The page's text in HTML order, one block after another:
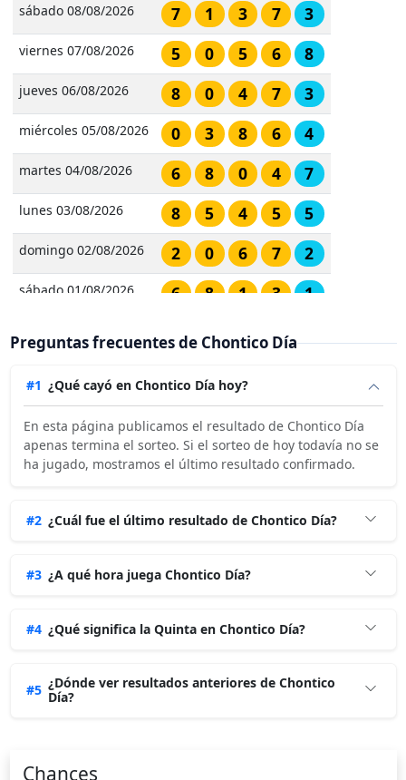
sábado 08/08/2026
7 1 3 7 3
viernes 07/08/2026 5 0 5 6 8
jueves 06/08/2026 8 0 4 7 3
miércoles 05/08/2026 0 3 8 6 4
martes 04/08/2026 6 8 0 4 7
lunes 03/08/2026 8 5 4 5 5
domingo 02/08/2026 2 0 6 7 2
sábado 01/08/2026 6 8 1 3 1
4 1 8
miércoles 29/07/2026 2 5 6 3 2
martes 28/07/2026 9 2 0 7 8
domingo 26/07/2026 4 4 2 3 5
sábado 25/07/2026 0 1 4
miércoles 22/07/2026 7 6 1 7 1
lunes 20/07/2026
Preguntas frecuentes de Chontico Día
#1 ¿Qué cayó en Chontico Día hoy?
En esta página publicamos el resultado de Chontico Día
apenas termina el sorteo. Si el sorteo de hoy todavía no se
ha jugado, mostramos el último resultado confirmado.
#2 ¿Cuál fue el último resultado de Chontico Día?
#3 ¿A qué hora juega Chontico Día?
#4 ¿Qué significa la Quinta en Chontico Día?
#5 ¿Dónde ver resultados anteriores de Chontico
Día?
Chances